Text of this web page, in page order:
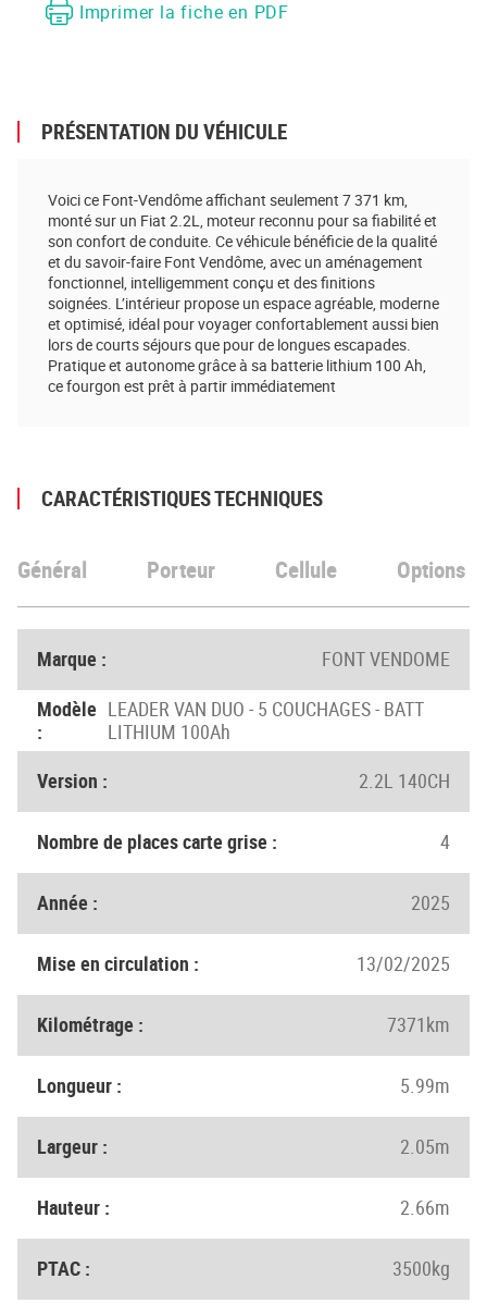
Imprimer la fiche en PDF
PRÉSENTATION DU VÉHICULE
Voici ce Font-Vendôme affichant seulement 7 371 km,
monté sur un Fiat 2.2L, moteur reconnu pour sa fiabilité et
son confort de conduite. Ce véhicule bénéficie de la qualité
et du savoir-faire Font Vendôme, avec un aménagement
fonctionnel, intelligemment conçu et des finitions
soignées. L’intérieur propose un espace agréable, moderne
et optimisé, idéal pour voyager confortablement aussi bien
lors de courts séjours que pour de longues escapades.
Pratique et autonome grâce à sa batterie lithium 100 Ah,
ce fourgon est prêt à partir immédiatement
CARACTÉRISTIQUES TECHNIQUES
Général Porteur Cellule Options
Marque :
FONT VENDOME
Modèle
:
LEADER VAN DUO - 5 COUCHAGES - BATT
LITHIUM 100Ah
Version :
2.2L 140CH
Nombre de places carte grise : 4
Année : 2025
Mise en circulation : 13/02/2025
Kilométrage : 7371km
Longueur : 5.99m
Largeur : 2.05m
Hauteur : 2.66m
PTAC : 3500kg